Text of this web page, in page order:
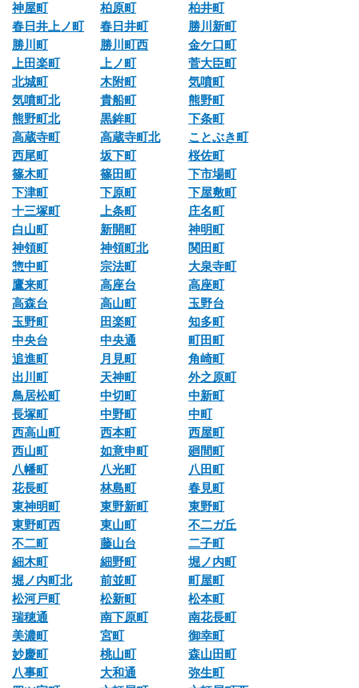
神屋町
柏原町
柏井町
春日井上ノ町
春日井町
勝川新町
勝川町
勝川町西
金ケ口町
上田楽町
上ノ町
菅大臣町
北城町
木附町
気噴町
気噴町北
貴船町
熊野町
熊野町北
黒鉾町
下条町
高蔵寺町
高蔵寺町北
ことぶき町
西尾町
坂下町
桜佐町
篠木町
篠田町
下市場町
下津町
下原町
下屋敷町
十三塚町
上条町
庄名町
白山町
新開町
神明町
神領町
神領町北
関田町
惣中町
宗法町
大泉寺町
鷹来町
高座台
高座町
高森台
高山町
玉野台
玉野町
田楽町
知多町
中央台
中央通
町田町
追進町
月見町
角崎町
出川町
天神町
外之原町
鳥居松町
中切町
中新町
長塚町
中野町
中町
西高山町
西本町
西屋町
西山町
如意申町
廻間町
八幡町
八光町
八田町
花長町
林島町
春見町
東神明町
東野新町
東野町
東野町西
東山町
不二ガ丘
不二町
藤山台
二子町
細木町
細野町
堀ノ内町
堀ノ内町北
前並町
町屋町
松河戸町
松新町
松本町
瑞穂通
南下原町
南花長町
美濃町
宮町
御幸町
妙慶町
桃山町
森山田町
八事町
大和通
弥生町